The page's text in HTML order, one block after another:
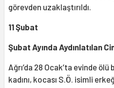
görevden uzaklaştırıldı.
11 Şubat
Şubat Ayında Aydınlatılan
Ağrı’da 28 Ocak’ta evinde
kadını, kocası S.Ö. isimli